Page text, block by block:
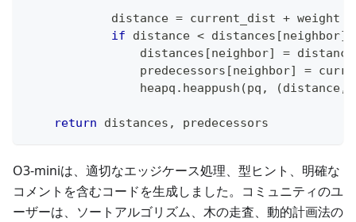
            distance
= current_dist + weight
if distance < distances [neighbor]
                distances
[neighbor] = distance
                predecessors
[neighbor] =
                heapq
. heappush (pq , (distance,
return distances , predecessors
O3-miniは、適切なエッジケース処理、型ヒント、明確な
コメントを含むコードを生成しました。コミュニティのユ
ーザーは、ソートアルゴリズム、木の走査、動的計画法の